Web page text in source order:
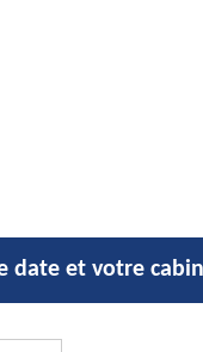
date et votre